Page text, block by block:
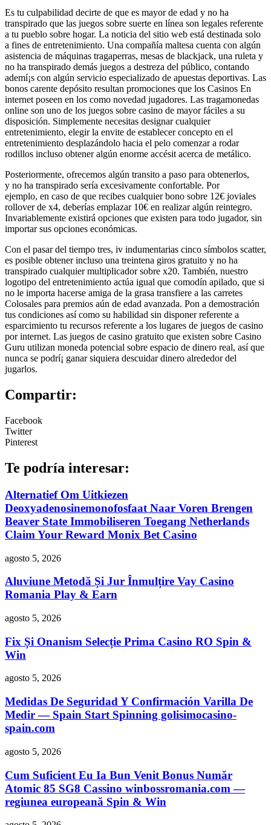
Es tu culpabilidad decirte de que es mayor de edad y no ha
transpirado que las juegos sobre suerte en línea son legales referente
a tu pueblo sobre hogar. La noticia del sitio web está destinada solo
a fines de entretenimiento. Una compañía maltesa cuenta con algún
asistencia de máquinas tragaperras, mesas de blackjack, una ruleta y
no ha transpirado demás juegos a destreza del público, contando
ademí¡s con algún servicio especializado de apuestas deportivas. Las
bonos carente depósito resultan promociones que los Casinos En
internet poseen en los como novedad jugadores. Las tragamonedas
online son uno de los juegos sobre casino de mayor fáciles a su
disposición. Simplemente necesitas designar cualquier
entretenimiento, elegir la envite de establecer concepto en el
entretenimiento desplazándolo hacia el pelo comenzar a rodar
rodillos incluso obtener algún enorme accésit acerca de metálico.
Posteriormente, ofrecemos algún transito a paso para obtenerlos,
y no ha transpirado serí­a excesivamente confortable. Por
ejemplo, en caso de que recibes cualquier bono sobre 12€ joviales
rollover de x4, deberías emplazar 10€ en realizar algún reintegro.
Invariablemente existirá opciones que existen para todo jugador, sin
importar sus opciones económicas.
Con el pasar del tiempo tres, iv indumentarias cinco símbolos scatter,
es posible obtener incluso una treintena giros gratuito y no ha
transpirado cualquier multiplicador sobre x20. También, nuestro
logotipo del entretenimiento actúa igual que comodín apilado, que si
no le importa hacerse amiga de la grasa transfiere a las carretes
Colosales para premios aún de edad avanzada. Pon a demostración
tus condiciones así­ como su habilidad sin disponer referente a
esparcimiento tu recursos referente a los lugares de juegos de casino
por internet. Las juegos de casino gratuito que existen sobre Casino
Guru utilizan moneda potencial sobre espacio de dinero real, así que
nunca se podrí¡ ganar siquiera descuidar dinero alrededor del
jugarlos.
Compartir:
Facebook
Twitter
Pinterest
Te podría interesar:
Alternatief Om Uitkiezen
Deoxyadenosinemonofosfaat Naar Voren Brengen
Beaver State Immobiliseren Toegang Netherlands
Claim Your Reward Monix Bet Casino
agosto 5, 2026
Aluviune Metodă Și Jur Înmulțire Vay Casino
Romania Play & Earn
agosto 5, 2026
Fix Și Onanism Selecție Prima Casino RO Spin &
Win
agosto 5, 2026
Medidas De Seguridad Y Confirmación Varilla De
Medir — Spain Start Spinning golisimocasino-
spain.com
agosto 5, 2026
Cum Suficient Eu Ia Bun Venit Bonus Număr
Atomic 85 SG8 Cassino winbossromania.com —
regiunea europeană Spin & Win